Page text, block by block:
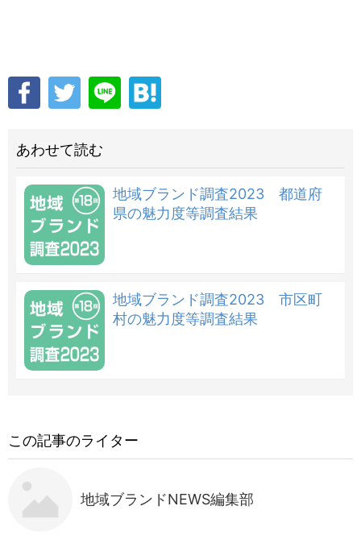
あわせて読む
地域ブランド調査2023 都道府
県の魅力度等調査結果
地域ブランド調査2023 市区町
村の魅力度等調査結果
この記事のライター
地域ブランドNEWS編集部